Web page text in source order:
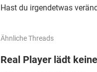
Hast du irgendetwas
Ähnliche Threads
Real Player lädt